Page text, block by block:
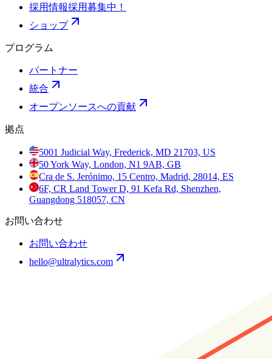
採用情報採用募集中！
ショップ
プログラム
パートナー
統合
オープンソースへの貢献
拠点
5001 Judicial Way, Frederick, MD 21703, US
50 York Way, London, N1 9AB, GB
Cra de S. Jerónimo, 15 Centro, Madrid, 28014, ES
6F, CR Land Tower D, 91 Kefa Rd, Shenzhen,
Guangdong 518057, CN
お問い合わせ
お問い合わせ
hello@ultralytics.com